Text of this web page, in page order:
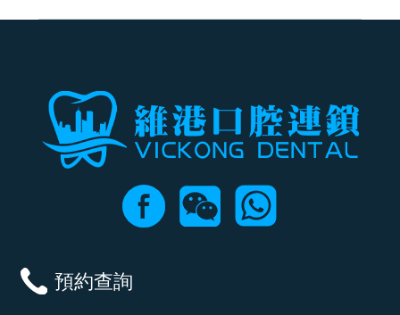
可以，請盡早通過wechat或whatsapp聯絡我們，告知我們你原本預約的
預約查詢